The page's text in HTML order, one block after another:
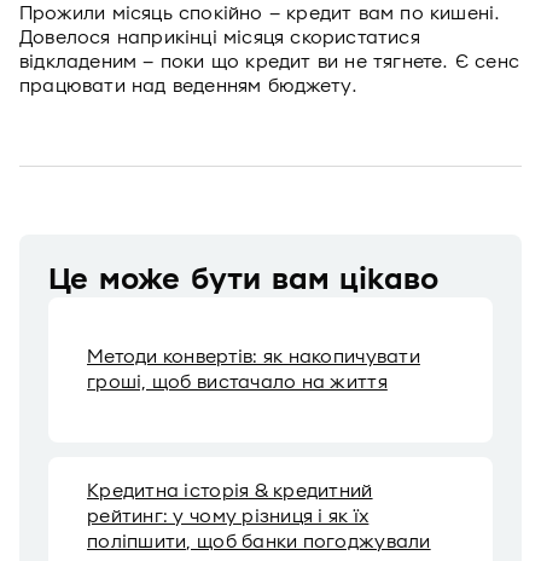
Прожили місяць спокійно – кредит вам по кишені.
Довелося наприкінці місяця скористатися
відкладеним – поки що кредит ви не тягнете. Є сенс
працювати над веденням бюджету.
Це може бути вам цікаво
Методи конвертів: як накопичувати
гроші, щоб вистачало на життя
Кредитна історія & кредитний
рейтинг: у чому різниця і як їх
поліпшити, щоб банки погоджували